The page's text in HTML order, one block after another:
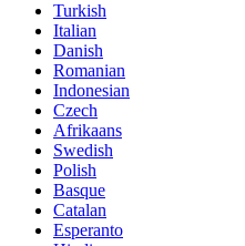
Turkish
Italian
Danish
Romanian
Indonesian
Czech
Afrikaans
Swedish
Polish
Basque
Catalan
Esperanto